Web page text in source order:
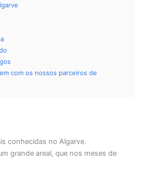
com os nossos parceiros de
conhecidas no Algarve.
grande areal, que nos meses de